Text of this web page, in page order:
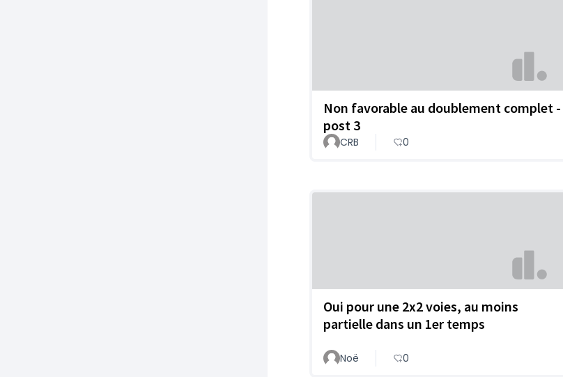
Non favorable au doublement complet -
post 3
CRB 0
Oui pour une 2x2 voies, au moins
partielle dans un 1er temps
Noë 0